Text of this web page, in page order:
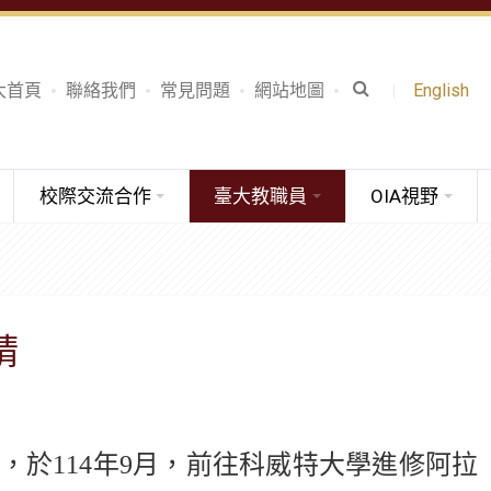
首頁 聯絡我們 常見問題 網站地圖 English
校際交流合作 臺大教職員 OIA視野
於114年9月，前往科威特大學進修阿拉